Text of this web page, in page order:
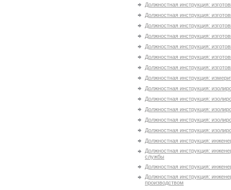
Должностная инструкция:
Должностная инструкция:
Должностная инструкция:
Должностная инструкция:
Должностная инструкция:
Должностная инструкция:
Должностная инструкция:
Должностная инструкция:
Должностная инструкция:
Должностная инструкция:
Должностная инструкция:
Должностная инструкция:
Должностная инструкция:
Должностная инструкция:
Должностная инструкция:
службы
Должностная инструкция:
Должностная инструкция:
производством